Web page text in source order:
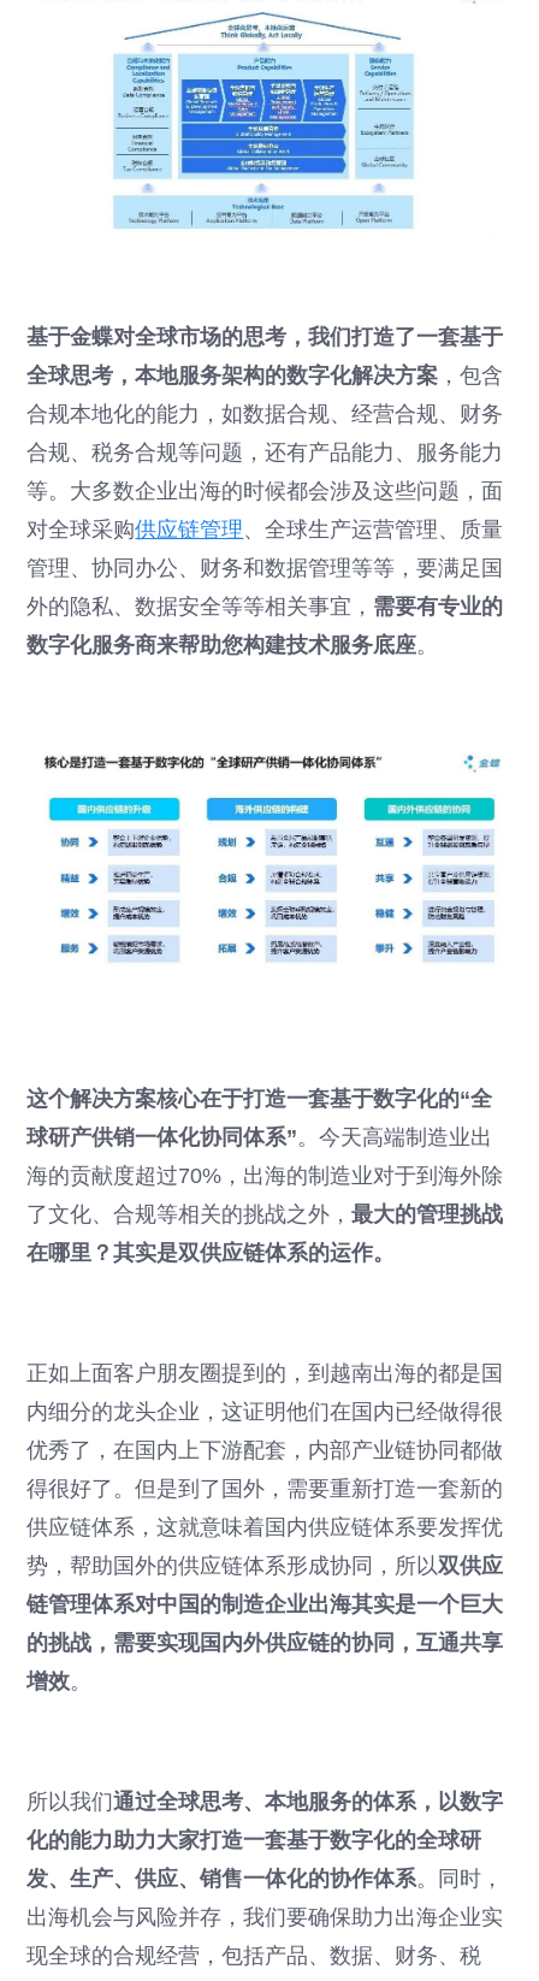
基于金蝶对全球市场的思考，我们打造了一套基于
全球思考，本地服务架构的数字化解决方案 ，包含
合规本地化的能力，如数据合规、经营合规、财务
合规、税务合规等问题，还有产品能力、服务能力
等。大多数企业出海的时候都会涉及这些问题，面
对全球采购供应链管理、全球生产运营管理、质量
管理、协同办公、财务和数据管理等等，要满足国
外的隐私、数据安全等等相关事宜， 需要有专业的
数字化服务商来帮助您构建技术服务底座。
这个解决方案核心在于打造一套基于数字化的“全
球研产供销一体化协同体系”。今天高端制造业出
海的贡献度超过70%，出海的制造业对于到海外除
了文化、合规等相关的挑战之外，最大的管理挑战
在哪里？其实是双供应链体系的运作。
正如上面客户朋友圈提到的，到越南出海的都是国
内细分的龙头企业，这证明他们在国内已经做得很
优秀了，在国内上下游配套，内部产业链协同都做
得很好了。但是到了国外，需要重新打造一套新的
供应链体系，这就意味着国内供应链体系要发挥优
势，帮助国外的供应链体系形成协同，所以双供应
链管理体系对中国的制造企业出海其实是一个巨大
的挑战，需要实现国内外供应链的协同，互通共享
增效。
所以我们通过全球思考、本地服务的体系，以数字
化的能力助力大家打造一套基于数字化的全球研
发、生产、供应、销售一体化的协作体系。同时，
出海机会与风险并存，我们要确保助力出海企业实
现全球的合规经营，包括产品、数据、财务、税